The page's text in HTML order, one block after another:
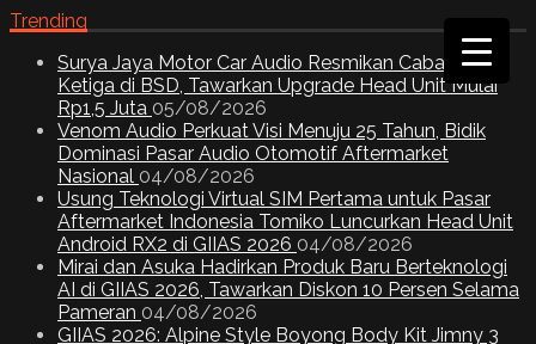
Trending
Surya Jaya Motor Car Audio Resmikan Cabang
Ketiga di BSD, Tawarkan Upgrade Head Unit Mulai
Rp1,5 Juta 05/08/2026
Venom Audio Perkuat Visi Menuju 25 Tahun, Bidik
Dominasi Pasar Audio Otomotif Aftermarket
Nasional 04/08/2026
Usung Teknologi Virtual SIM Pertama untuk Pasar
Aftermarket Indonesia Tomiko Luncurkan Head Unit
Android RX2 di GIIAS 2026 04/08/2026
Mirai dan Asuka Hadirkan Produk Baru Berteknologi
AI di GIIAS 2026, Tawarkan Diskon 10 Persen Selama
Pameran 04/08/2026
GIIAS 2026: Alpine Style Boyong Body Kit Jimny 3